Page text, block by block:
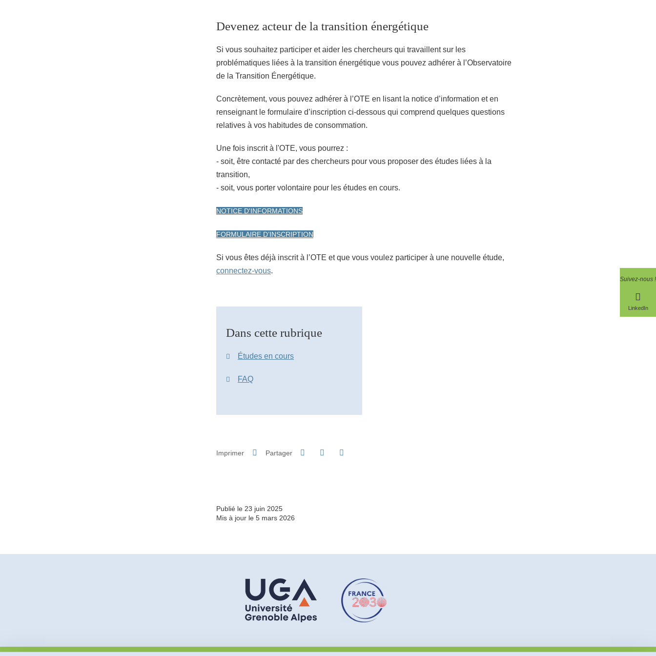
Suivez-nous !
LinkedIn
Devenez acteur de la transition énergétique
Si vous souhaitez participer et aider les chercheurs qui travaillent sur les
problématiques liées à la transition énergétique vous pouvez adhérer à l’Observatoire
de la Transition Énergétique.
Concrètement, vous pouvez adhérer à l’OTE en lisant la notice d’information et en
renseignant le formulaire d’inscription ci-dessous qui comprend quelques questions
relatives à vos habitudes de consommation.
Une fois inscrit à l'OTE, vous pourrez :
- soit, être contacté par des chercheurs pour vous proposer des études liées à la
transition,
- soit, vous porter volontaire pour les études en cours.
NOTICE D'INFORMATIONS
FORMULAIRE D’INSCRIPTION
Si vous êtes déjà inscrit à l’OTE et que vous voulez participer à une nouvelle étude,
connectez-vous.
Dans cette rubrique
Études en cours
FAQ
Imprimer Partager Partager sur Facebook
Partager sur LinkedIn
Publié le 23 juin 2025
Mis à jour le 5 mars 2026